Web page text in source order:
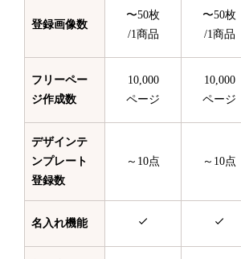
登録画像数
〜50枚
/1商品
〜50枚
/1商品
フリーペー
ジ作成数
10,000
ページ
10,000
ページ
デザインテ
ンプレート
登録数
～10点 ～10点
名入れ機能